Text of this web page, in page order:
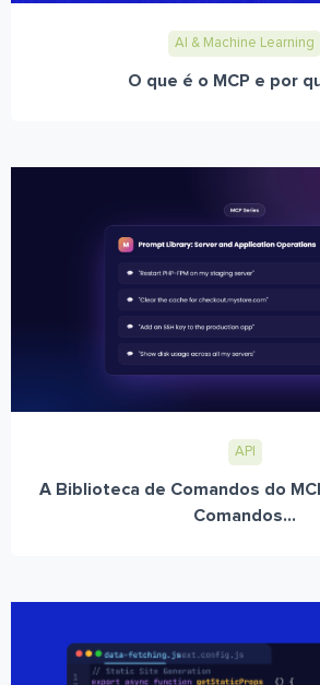
AI & Machine Learning
O que é o MCP e por
API
A Biblioteca de Comandos do
Comandos...